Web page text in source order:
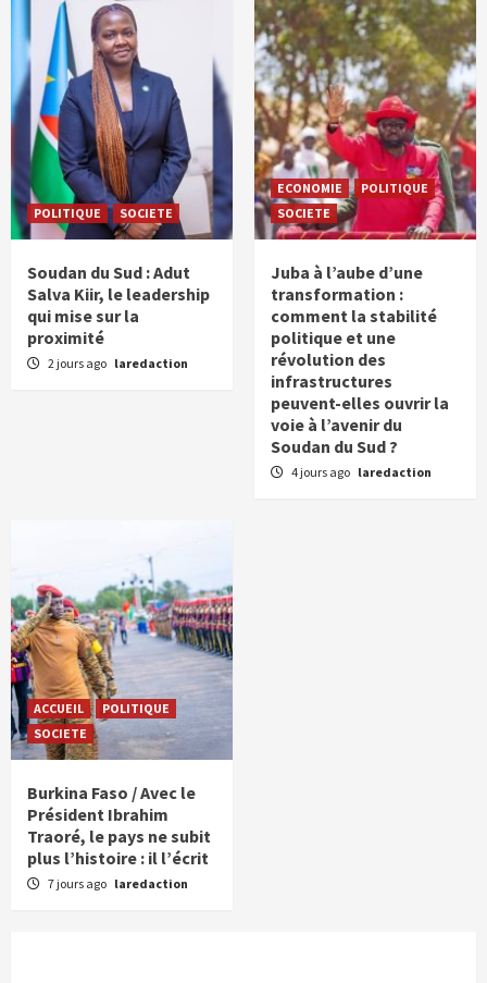
POLITIQUE SOCIETE
Soudan du Sud : Adut
Salva Kiir, le leadership
qui mise sur la
proximité
2 jours ago laredaction
ECONOMIE
POLITIQUE
SOCIETE
Juba à l’aube d’une
transformation :
comment la stabilité
politique et une
révolution des
infrastructures
peuvent-elles ouvrir la
voie à l’avenir du
Soudan du Sud ?
4 jours ago laredaction
ACCUEIL
POLITIQUE
SOCIETE
Burkina Faso / Avec le
Président Ibrahim
Traoré, le pays ne subit
plus l’histoire : il l’écrit
7 jours ago laredaction